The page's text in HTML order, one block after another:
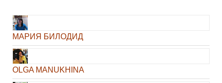
МАРИЯ БИЛОДИД
OLGA MANUKHINA